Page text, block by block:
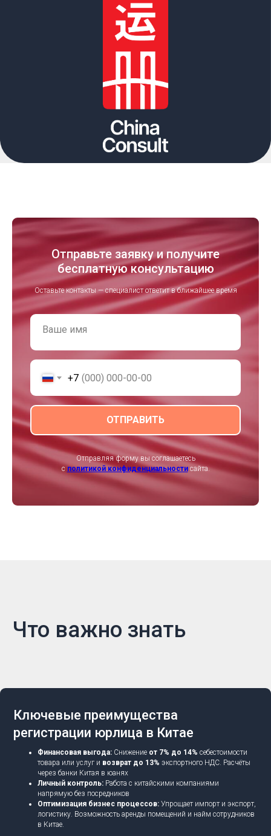
Отправьте заявку и получите
бесплатную консультацию
Оставьте контакты — специалист ответит в ближайшее время
Ваше имя
+7
ОТПРАВИТЬ
Отправляя форму вы соглашаетесь
с политикой конфиденциальности сайта.
Что важно знать
Ключевые преимущества
регистрации юрлица в Китае
Финансовая выгода: Снижение от 7% до 14% себестоимости
товара или услуг и возврат до 13% экспортного НДС. Расчёты
через банки Китая в юанях
Личный контроль: Работа с китайскими компаниями
напрямую без посредников
Оптимизация бизнес процессов:Упрощает импорт и экспорт,
логистику. Возможность аренды помещений и найм сотрудников
в Китае.